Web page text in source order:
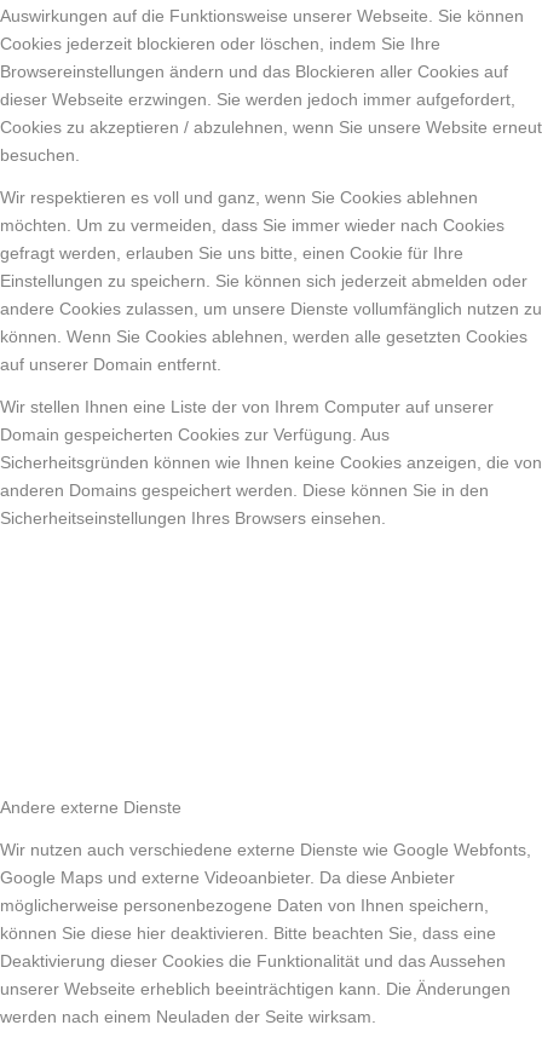
Auswirkungen auf die Funktionsweise unserer Webseite. Sie können
Cookies jederzeit blockieren oder löschen, indem Sie Ihre
Browsereinstellungen ändern und das Blockieren aller Cookies auf
dieser Webseite erzwingen. Sie werden jedoch immer aufgefordert,
Cookies zu akzeptieren / abzulehnen, wenn Sie unsere Website erneut
besuchen.
Wir respektieren es voll und ganz, wenn Sie Cookies ablehnen
möchten. Um zu vermeiden, dass Sie immer wieder nach Cookies
gefragt werden, erlauben Sie uns bitte, einen Cookie für Ihre
Einstellungen zu speichern. Sie können sich jederzeit abmelden oder
andere Cookies zulassen, um unsere Dienste vollumfänglich nutzen zu
können. Wenn Sie Cookies ablehnen, werden alle gesetzten Cookies
auf unserer Domain entfernt.
Wir stellen Ihnen eine Liste der von Ihrem Computer auf unserer
Domain gespeicherten Cookies zur Verfügung. Aus
Sicherheitsgründen können wie Ihnen keine Cookies anzeigen, die von
anderen Domains gespeichert werden. Diese können Sie in den
Sicherheitseinstellungen Ihres Browsers einsehen.
Andere externe Dienste
Wir nutzen auch verschiedene externe Dienste wie Google Webfonts,
Google Maps und externe Videoanbieter. Da diese Anbieter
möglicherweise personenbezogene Daten von Ihnen speichern,
können Sie diese hier deaktivieren. Bitte beachten Sie, dass eine
Deaktivierung dieser Cookies die Funktionalität und das Aussehen
unserer Webseite erheblich beeinträchtigen kann. Die Änderungen
werden nach einem Neuladen der Seite wirksam.